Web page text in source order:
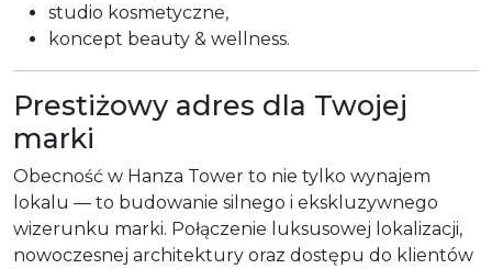
studio kosmetyczne,
koncept beauty & wellness.
Prestiżowy adres dla Twojej
marki
Obecność w Hanza Tower to nie tylko wynajem
lokalu — to budowanie silnego i ekskluzywnego
wizerunku marki. Połączenie luksusowej lokalizacji,
nowoczesnej architektury oraz dostępu do klientów